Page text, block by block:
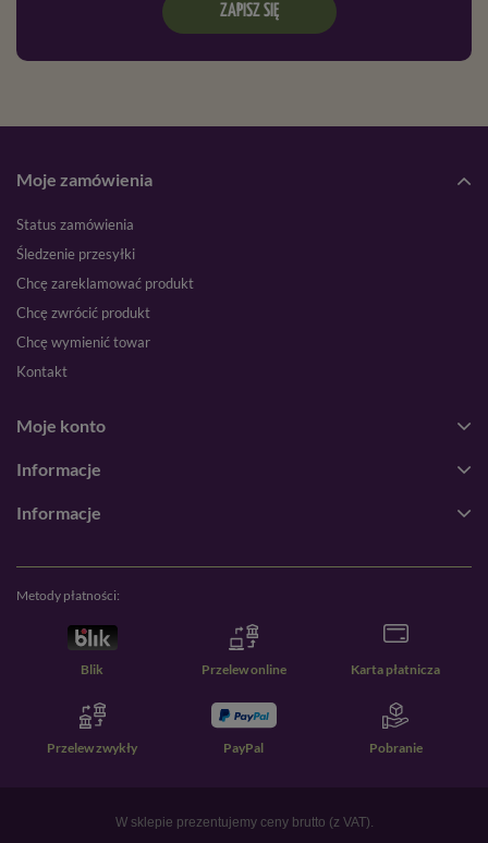
ZAPISZ SIĘ
Moje zamówienia
Status zamówienia
Śledzenie przesyłki
Chcę zareklamować produkt
Chcę zwrócić produkt
Chcę wymienić towar
Kontakt
Moje konto
Informacje
Informacje
Metody płatności:
Blik Przelew online Karta płatnicza
Przelew zwykły PayPal Pobranie
W sklepie prezentujemy ceny brutto (z VAT).